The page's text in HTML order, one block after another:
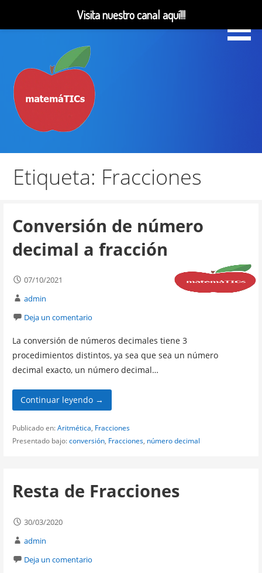
contenido
MatemáTICs
Etiqueta: Fracciones
Conversión de número
decimal a fracción
07/10/2021
admin
Deja un comentario
La conversión de números decimales tiene 3
procedimientos distintos, ya sea que sea un número
decimal exacto, un número decimal…
Continuar leyendo →
Publicado en:Aritmética, Fracciones
Presentado bajo:conversión, Fracciones, número decimal
Resta de Fracciones
30/03/2020
admin
Deja un comentario
Visita nuestro canal aquí!!!